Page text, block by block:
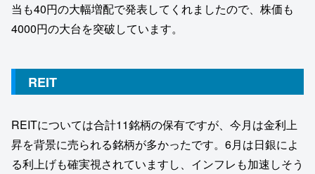
当も40円の大幅増配で発表してくれましたので、株価も
4000円の大台を突破しています。
REIT
REITについては合計11銘柄の保有ですが、今月は金利上
昇を背景に売られる銘柄が多かったです。6月は日銀によ
る利上げも確実視されていますし、インフレも加速しそう